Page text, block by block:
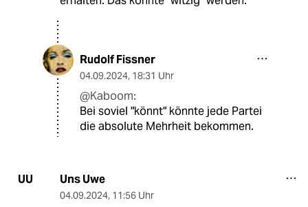
Rudolf Fissner
04.09.2024, 18:31 Uhr
@Kaboom:
Bei soviel "könnt" könnte jede Partei
die absolute Mehrheit bekommen.
UU Uns Uwe
04.09.2024, 11:56 Uhr